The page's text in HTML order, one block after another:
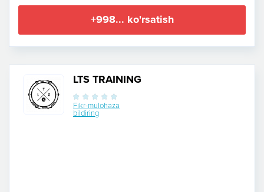
+998... ko'rsatish
LTS TRAINING
Fikr-mulohaza
bildiring